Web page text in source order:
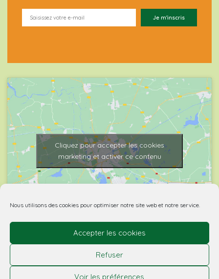
Nous utilisons des cookies pour optimiser notre site web et notre service.
Accepter les cookies
Refuser
Voir les préférences
Cliquez pour accepter les cookies
marketing et activer ce contenu
© 2026 Biovino | made with by Agence Spritz.
L’abus d’alcool est dangereux pour la santé. À boire